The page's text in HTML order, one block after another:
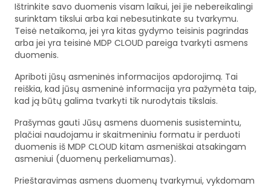
Ištrinkite savo duomenis visam laikui, jei jie nebereikalingi
surinktam tikslui arba kai nebesutinkate su tvarkymu.
Teisė netaikoma, jei yra kitas gydymo teisinis pagrindas
arba jei yra teisinė MDP CLOUD pareiga tvarkyti asmens
duomenis.
Apriboti jūsų asmeninės informacijos apdorojimą. Tai
reiškia, kad jūsų asmeninė informacija yra pažymėta taip,
kad ją būtų galima tvarkyti tik nurodytais tikslais.
Prašymas gauti Jūsų asmens duomenis susistemintu,
plačiai naudojamu ir skaitmeniniu formatu ir perduoti
duomenis iš MDP CLOUD kitam asmeniškai atsakingam
asmeniui (duomenų perkeliamumas).
Prieštaravimas asmens duomenų tvarkymui, vykdomam